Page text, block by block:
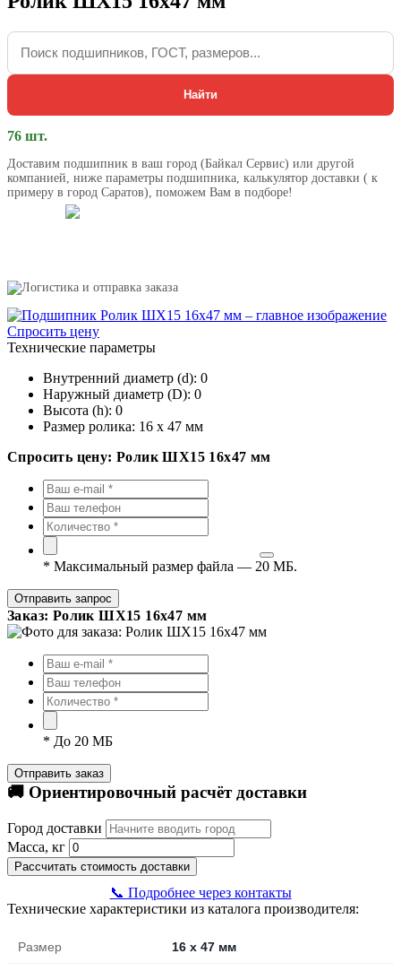
Найти
76 шт.
Доставим подшипник в ваш город (Байкал Сервис) или другой
компанией, ниже параметры подшипника, калькулятор доставки ( к
примеру в город Саратов), поможем Вам в подборе!
Спросить цену
Технические параметры
Внутренний диаметр (d): 0
Наружный диаметр (D): 0
Высота (h): 0
Размер ролика: 16 х 47 мм
Спросить цену: Ролик ШХ15 16х47 мм
* Максимальный размер файла — 20 МБ.
Отправить запрос
Заказ: Ролик ШХ15 16х47 мм
* До 20 МБ
Отправить заказ
🚚 Ориентировочный расчёт доставки
Город доставки
Масса, кг
Рассчитать стоимость доставки
📞 Подробнее через контакты
Технические характеристики из каталога производителя:
Размер 16 х 47 мм